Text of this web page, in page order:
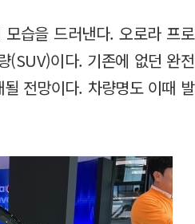
습을 드러낸다. 오로라 프로
(SUV)이다. 기존에 없던 완전
전망이다. 차량명도 이때 발